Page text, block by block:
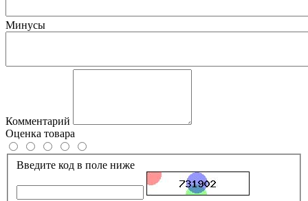
Минусы
Комментарий
Оценка товара
Введите код в поле ниже